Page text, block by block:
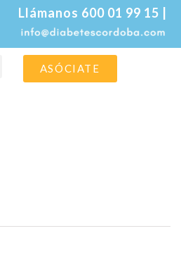
Llámanos 600 01 99 15 |
ASÓCIATE